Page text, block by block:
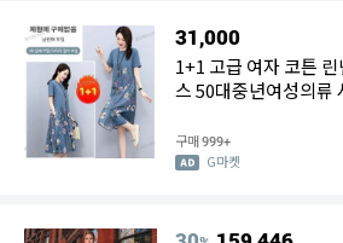
31,000
1+1 고급 여자 코튼
스 50대중년여성의
구매999+
G마켓